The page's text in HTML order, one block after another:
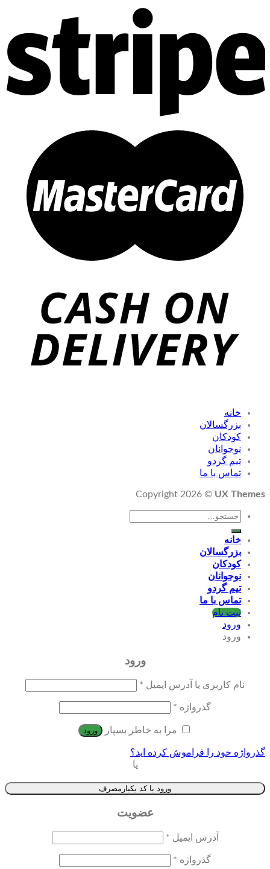
خانه
بزرگسالان
کودکان
نوجوانان
تیم گردو
تماس با ما
Copyright 2026 © UX Themes
جستجو
برای:
خانه
بزرگسالان
کودکان
نوجوانان
تیم گردو
تماس با ما
ثبت نام
ورود
ورود
ورود
نام کاربری یا آدرس ایمیل *
گذرواژه *
مرا به خاطر بسپار ورود
گذرواژه خود را فراموش کرده اید؟
یا
ورود با کد یکبارمصرف
عضویت
آدرس ایمیل *
گذرواژه *